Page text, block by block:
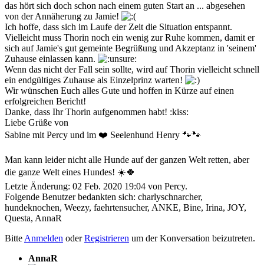
das hört sich doch schon nach einem guten Start an ... abgesehen
von der Annäherung zu Jamie!
Ich hoffe, dass sich im Laufe der Zeit die Situation entspannt.
Vielleicht muss Thorin noch ein wenig zur Ruhe kommen, damit er
sich auf Jamie's gut gemeinte Begrüßung und Akzeptanz in 'seinem'
Zuhause einlassen kann.
Wenn das nicht der Fall sein sollte, wird auf Thorin vielleicht schnell
ein endgültiges Zuhause als Einzelprinz warten!
Wir wünschen Euch alles Gute und hoffen in Kürze auf einen
erfolgreichen Bericht!
Danke, dass Ihr Thorin aufgenommen habt! :kiss:
Liebe Grüße von
Sabine mit Percy und im ❤️ Seelenhund Henry 🐾🐾
Man kann leider nicht alle Hunde auf der ganzen Welt retten, aber
die ganze Welt eines Hundes! ☀️🍀
Letzte Änderung: 02 Feb. 2020 19:04 von Percy.
Folgende Benutzer bedankten sich: charlyschnarcher,
hundeknochen, Weezy, faehrtensucher, ANKE, Bine, Irina, JOY,
Questa, AnnaR
Bitte Anmelden oderRegistrieren um der Konversation beizutreten.
AnnaR